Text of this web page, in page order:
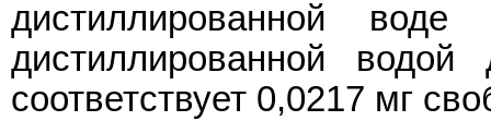
дистиллированной
дистиллированной
соответствует 0,0217 мг